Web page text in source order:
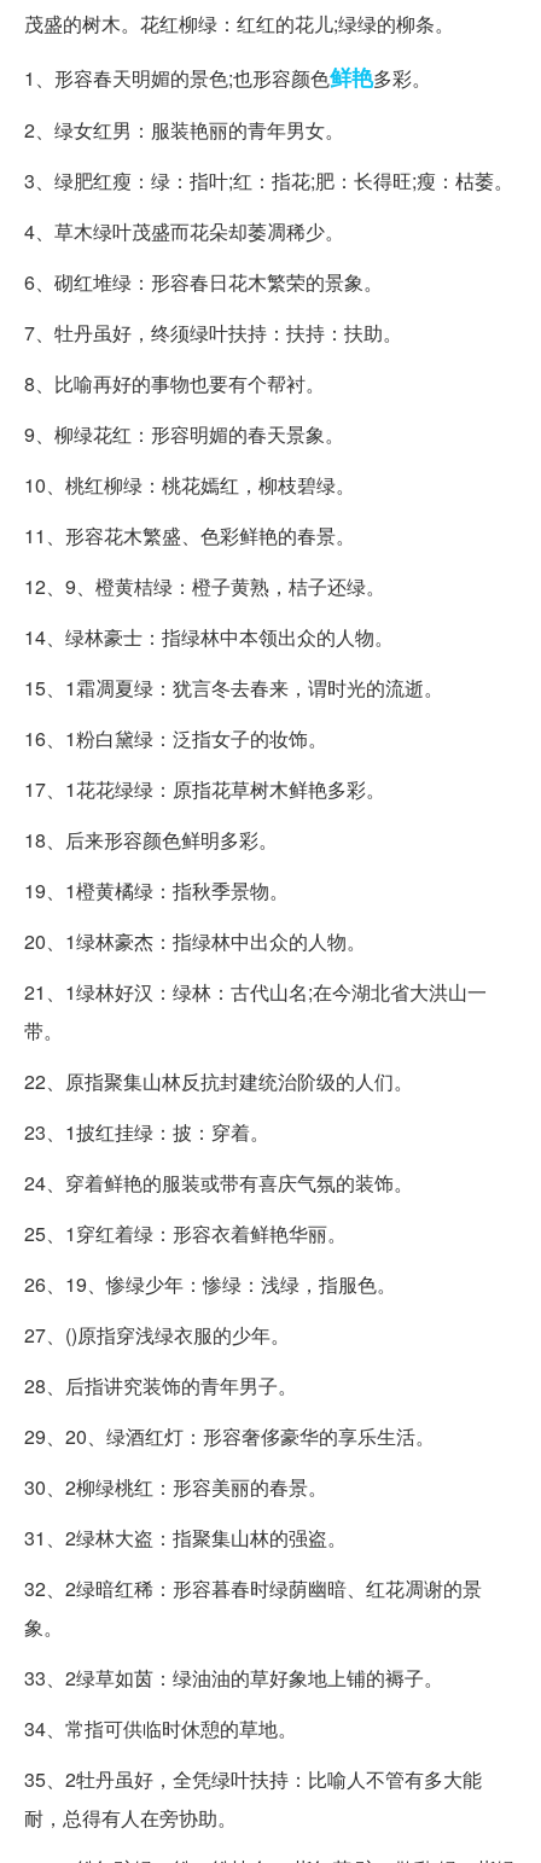
茂盛的树木。花红柳绿：红红的花儿;绿绿的柳条。
1、形容春天明媚的景色;也形容颜色鲜艳多彩。
2、绿女红男：服装艳丽的青年男女。
3、绿肥红瘦：绿：指叶;红：指花;肥：长得旺;瘦：枯萎。
4、草木绿叶茂盛而花朵却萎凋稀少。
6、砌红堆绿：形容春日花木繁荣的景象。
7、牡丹虽好，终须绿叶扶持：扶持：扶助。
8、比喻再好的事物也要有个帮衬。
9、柳绿花红：形容明媚的春天景象。
10、桃红柳绿：桃花嫣红，柳枝碧绿。
11、形容花木繁盛、色彩鲜艳的春景。
12、9、橙黄桔绿：橙子黄熟，桔子还绿。
14、绿林豪士：指绿林中本领出众的人物。
15、1霜凋夏绿：犹言冬去春来，谓时光的流逝。
16、1粉白黛绿：泛指女子的妆饰。
17、1花花绿绿：原指花草树木鲜艳多彩。
18、后来形容颜色鲜明多彩。
19、1橙黄橘绿：指秋季景物。
20、1绿林豪杰：指绿林中出众的人物。
21、1绿林好汉：绿林：古代山名;在今湖北省大洪山一
带。
22、原指聚集山林反抗封建统治阶级的人们。
23、1披红挂绿：披：穿着。
24、穿着鲜艳的服装或带有喜庆气氛的装饰。
25、1穿红着绿：形容衣着鲜艳华丽。
26、19、惨绿少年：惨绿：浅绿，指服色。
27、()原指穿浅绿衣服的少年。
28、后指讲究装饰的青年男子。
29、20、绿酒红灯：形容奢侈豪华的享乐生活。
30、2柳绿桃红：形容美丽的春景。
31、2绿林大盗：指聚集山林的强盗。
32、2绿暗红稀：形容暮春时绿荫幽暗、红花凋谢的景
象。
33、2绿草如茵：绿油油的草好象地上铺的褥子。
34、常指可供临时休憩的草地。
35、2牡丹虽好，全凭绿叶扶持：比喻人不管有多大能
耐，总得有人在旁协助。